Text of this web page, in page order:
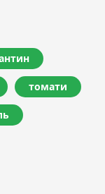
томати